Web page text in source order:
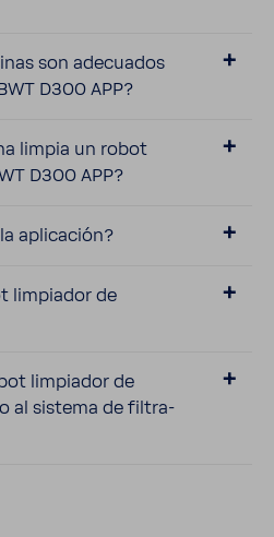
son adecuados
D300 APP?
limpia un robot
D300 APP?
apli­ca­ción?
limpiador de
limpiador de
al sistema de filtra­